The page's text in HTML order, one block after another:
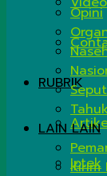
RUBRIK
Iptek
Opini
LAIN LAIN
Kirim